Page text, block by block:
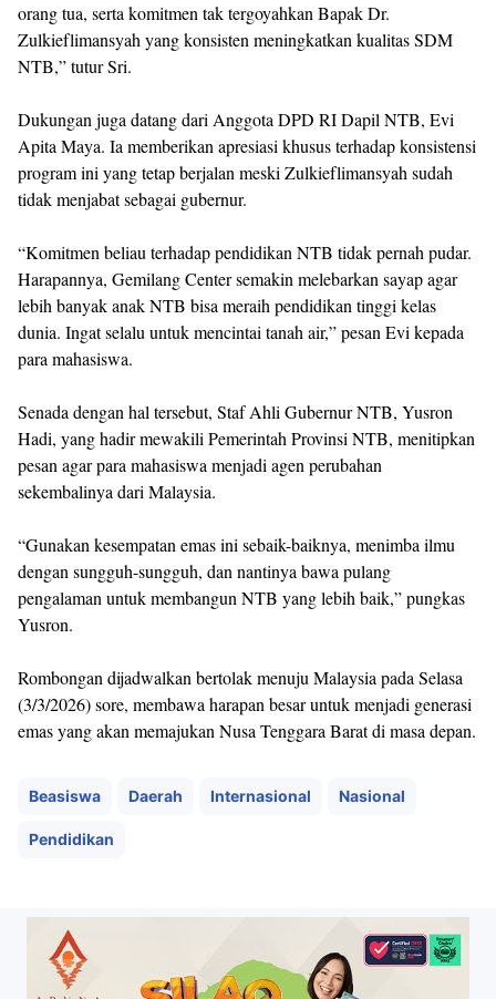
orang tua, serta komitmen tak tergoyahkan Bapak Dr.
Zulkieflimansyah yang konsisten meningkatkan kualitas SDM
NTB,” tutur Sri.
Dukungan juga datang dari Anggota DPD RI Dapil NTB, Evi
Apita Maya. Ia memberikan apresiasi khusus terhadap konsistensi
program ini yang tetap berjalan meski Zulkieflimansyah sudah
tidak menjabat sebagai gubernur.
“Komitmen beliau terhadap pendidikan NTB tidak pernah pudar.
Harapannya, Gemilang Center semakin melebarkan sayap agar
lebih banyak anak NTB bisa meraih pendidikan tinggi kelas
dunia. Ingat selalu untuk mencintai tanah air,” pesan Evi kepada
para mahasiswa.
Senada dengan hal tersebut, Staf Ahli Gubernur NTB, Yusron
Hadi, yang hadir mewakili Pemerintah Provinsi NTB, menitipkan
pesan agar para mahasiswa menjadi agen perubahan
sekembalinya dari Malaysia.
“Gunakan kesempatan emas ini sebaik-baiknya, menimba ilmu
dengan sungguh-sungguh, dan nantinya bawa pulang
pengalaman untuk membangun NTB yang lebih baik,” pungkas
Yusron.
Rombongan dijadwalkan bertolak menuju Malaysia pada Selasa
(3/3/2026) sore, membawa harapan besar untuk menjadi generasi
emas yang akan memajukan Nusa Tenggara Barat di masa depan.
Beasiswa Daerah Internasional Nasional
Pendidikan